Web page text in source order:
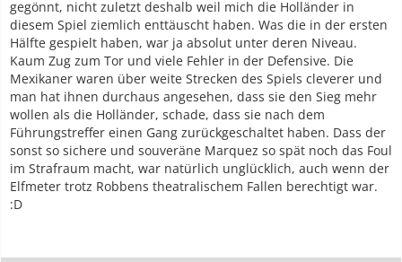
gegönnt, nicht zuletzt deshalb weil mich die Holländer in
diesem Spiel ziemlich enttäuscht haben. Was die in der ersten
Hälfte gespielt haben, war ja absolut unter deren Niveau.
Kaum Zug zum Tor und viele Fehler in der Defensive. Die
Mexikaner waren über weite Strecken des Spiels cleverer und
man hat ihnen durchaus angesehen, dass sie den Sieg mehr
wollen als die Holländer, schade, dass sie nach dem
Führungstreffer einen Gang zurückgeschaltet haben. Dass der
sonst so sichere und souveräne Marquez so spät noch das Foul
im Strafraum macht, war natürlich unglücklich, auch wenn der
Elfmeter trotz Robbens theatralischem Fallen berechtigt war.
:D